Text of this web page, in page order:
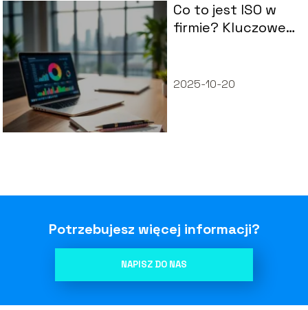
Co to jest ISO w
firmie? Kluczowe
2025-10-20
Potrzebujesz więcej informacji?
NAPISZ DO NAS